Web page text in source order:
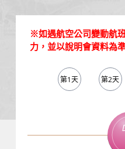
※如遇航空公司變動航
力，並以說明會資料為
第1天 第2天